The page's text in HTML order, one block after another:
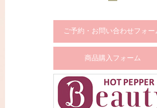
ご予約・お問い合わせフォー
商品購入フォーム